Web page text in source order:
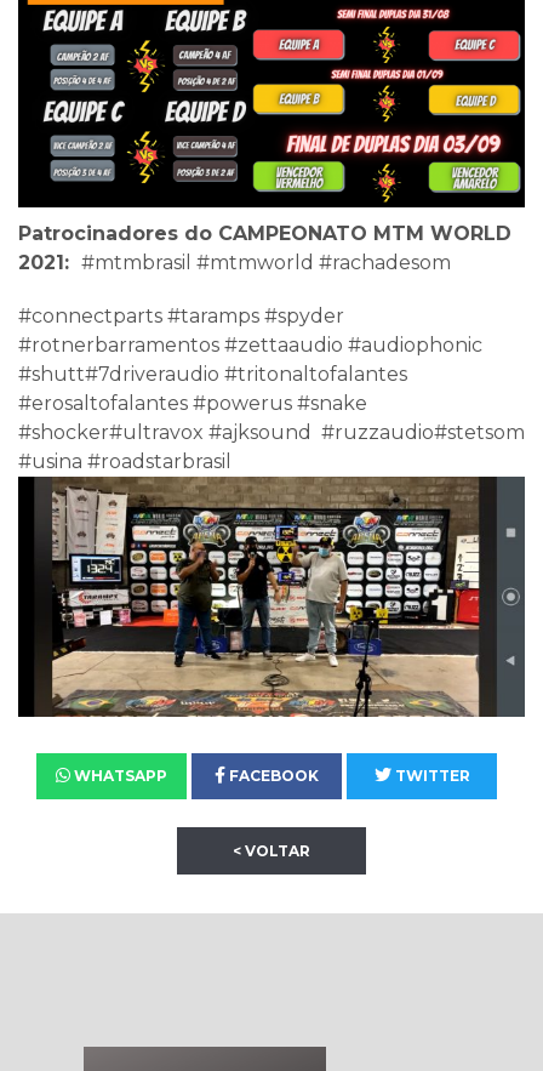
Patrocinadores do CAMPEONATO MTM WORLD
2021: #mtmbrasil #mtmworld #rachadesom
#connectparts #taramps #spyder
#rotnerbarramentos #zettaaudio #audiophonic
#shutt#7driveraudio #tritonaltofalantes
#erosaltofalantes #powerus #snake
#shocker#ultravox #ajksound #ruzzaudio#stetsom
#usina #roadstarbrasil
WHATSAPP FACEBOOK TWITTER
< VOLTAR